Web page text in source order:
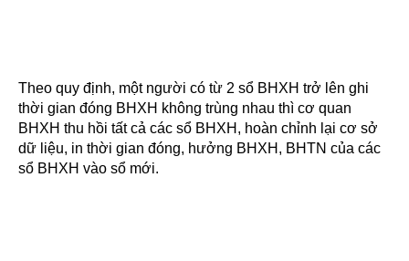
Theo quy định, một người có từ 2 sổ BHXH trở lên ghi
thời gian đóng BHXH không trùng nhau thì cơ quan
BHXH thu hồi tất cả các sổ BHXH, hoàn chỉnh lại cơ sở
dữ liệu, in thời gian đóng, hưởng BHXH, BHTN của các
sổ BHXH vào sổ mới.